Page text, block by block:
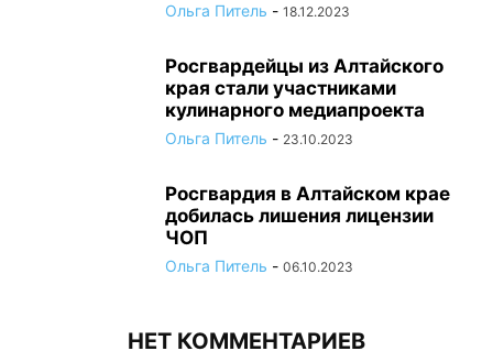
Ольга Питель - 18.12.2023
Росгвардейцы из Алтайского
края стали участниками
кулинарного медиапроекта
Ольга Питель - 23.10.2023
Росгвардия в Алтайском крае
добилась лишения лицензии
ЧОП
Ольга Питель - 06.10.2023
НЕТ КОММЕНТАРИЕВ